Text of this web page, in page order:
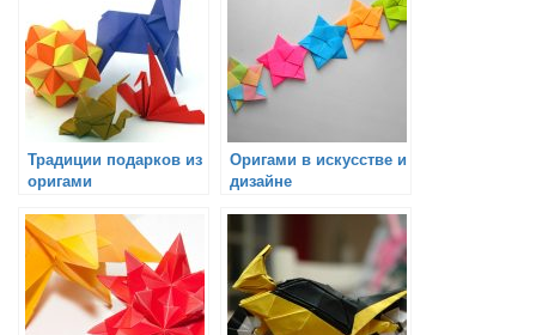
Традиции подарков из
оригами
Оригами в искусстве и
дизайне